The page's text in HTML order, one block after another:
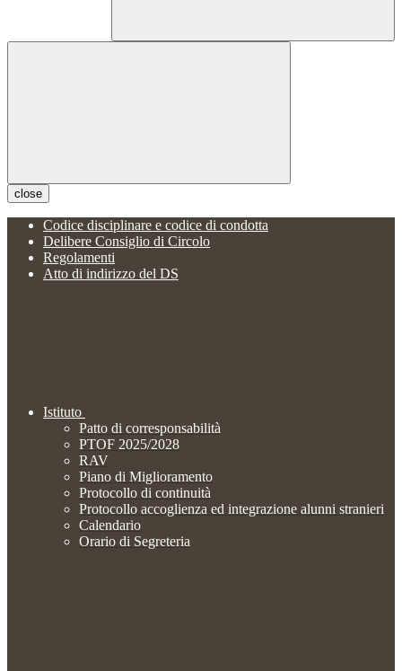
close
Codice disciplinare e codice di condotta
Delibere Consiglio di Circolo
Regolamenti
Atto di indirizzo del DS
Istituto
Patto di corresponsabilità
PTOF 2025/2028
RAV
Piano di Miglioramento
Protocollo di continuità
Protocollo accoglienza ed integrazione alunni stranieri
Calendario
Orario di Segreteria